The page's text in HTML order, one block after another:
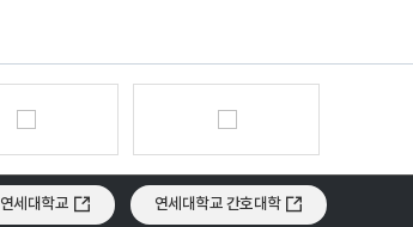
연세대학교 연세대학교 간호대학